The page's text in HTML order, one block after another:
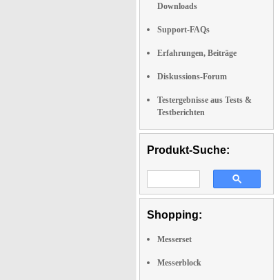
Downloads
Support-FAQs
Erfahrungen, Beiträge
Diskussions-Forum
Testergebnisse aus Tests &
Testberichten
Produkt-Suche:
Shopping:
Messerset
Messerblock